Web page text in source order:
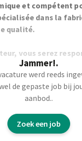
et compétent
dans la
qualité.
vous serez
des équipements de
des ingrédients.
Jammer!.
werd reeds
de gepaste job bij
aanbod..
Zoek een job